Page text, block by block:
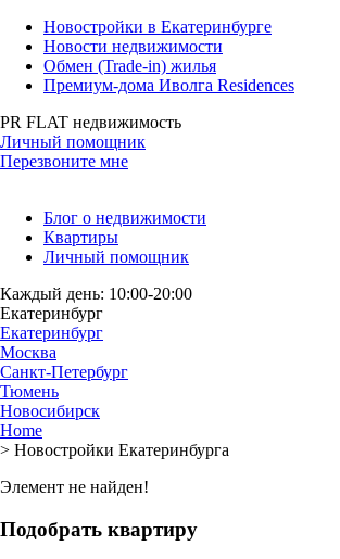
Новостройки в Екатеринбурге
Новости недвижимости
Обмен (Trade-in) жилья
Премиум-дома Иволга Residences
PR FLAT недвижимость
Личный помощник
Перезвоните мне
Блог о недвижимости
Квартиры
Личный помощник
Каждый день: 10:00-20:00
Екатеринбург
Екатеринбург
Москва
Санкт-Петербург
Тюмень
Новосибирск
Home
> Новостройки Екатеринбурга
Элемент не найден!
Подобрать квартиру